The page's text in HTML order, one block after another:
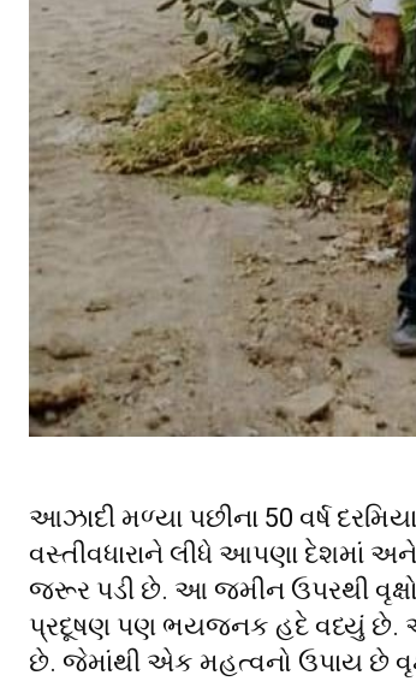
આઝાદી મળ્યા પછીના 50 વર્ષ
વસ્તીવધારાને લીધે આપણા દેશમાં
જરૂર પડી છે. આ જમીન ઉપરથી
પ્રદૂષણ પણ ભયજનક હદે વધ્યું છે.
છે. જેમાંથી એક મહત્વનો ઉપાય છે